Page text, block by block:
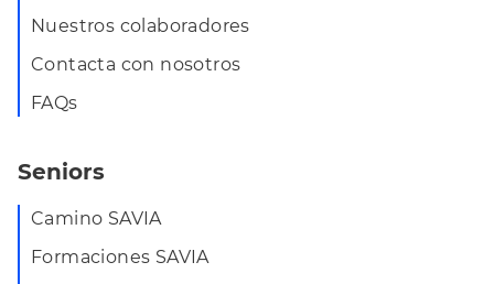
Nuestros colaboradores
Contacta con nosotros
FAQs
Seniors
Camino SAVIA
Formaciones SAVIA